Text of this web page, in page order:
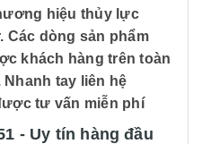
hiệu thủy lực
Các dòng sản phẩm
khách hàng trên toàn
tay liên hệ
tư vấn miễn phí
- Uy tín hàng đầu